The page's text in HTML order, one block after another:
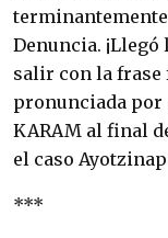
Denuncia. ¡Llegó
salir con la frase
pronunciada por
KARAM al final
el caso
***